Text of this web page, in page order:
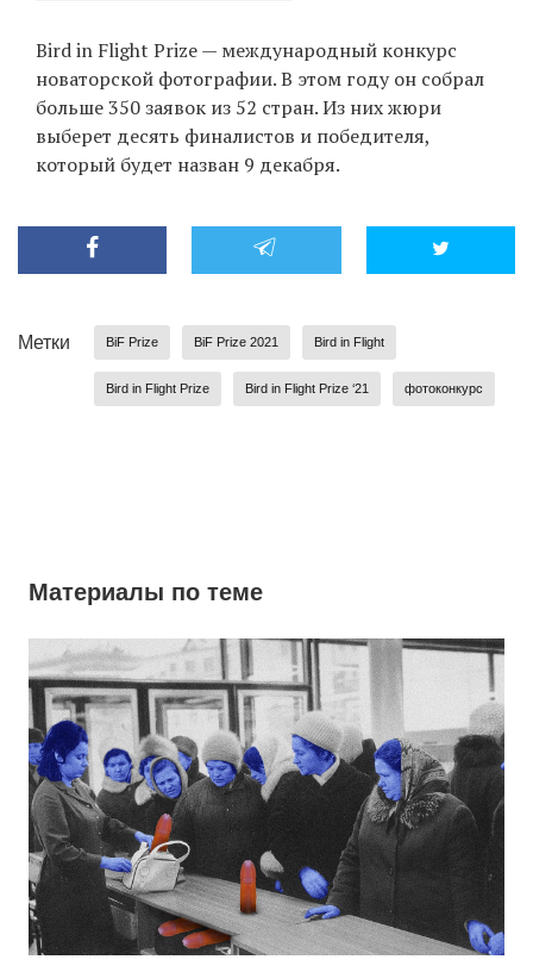
Bird in Flight Prize — международный конкурс
новаторской фотографии. В этом году он собрал
больше 350 заявок из 52 стран. Из них жюри
выберет десять финалистов и победителя,
который будет назван 9 декабря.
Метки BiF Prize BiF Prize 2021 Bird in Flight
Bird in Flight Prize Bird in Flight Prize ‘21 фотоконкурс
Материалы по теме